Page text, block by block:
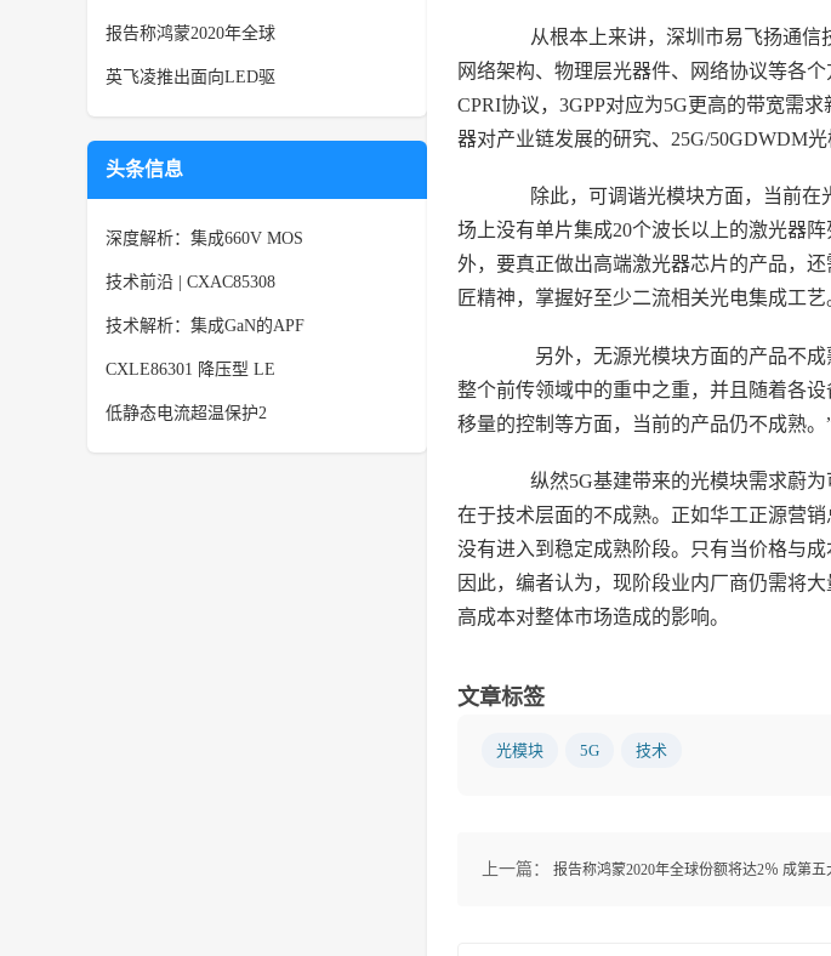
报告称鸿蒙2020年全球
英飞凌推出面向LED驱
头条信息
深度解析：集成660V MOS
技术前沿 | CXAC85308
技术解析：集成GaN的APF
CXLE86301 降压型 LE
低静态电流超温保护2
从根本上来讲，深圳市易飞扬通信
网络架构、物理层光器件、网络协议等各
CPRI协议，3GPP对应为5G更高的带宽需
器对产业链发展的研究、25G/50GDWDM
除此，可调谐光模块方面，当前在
场上没有单片集成20个波长以上的激光器
外，要真正做出高端激光器芯片的产品，
匠精神，掌握好至少二流相关光电集成工艺
另外，无源光模块方面的产品不成
整个前传领域中的重中之重，并且随着各
移量的控制等方面，当前的产品仍不成熟。
纵然5G基建带来的光模块需求蔚为
在于技术层面的不成熟。正如华工正源营
没有进入到稳定成熟阶段。只有当价格与
因此，编者认为，现阶段业内厂商仍需将
高成本对整体市场造成的影响。
文章标签
光模块 5G 技术
上一篇： 报告称鸿蒙2020年全球份额将达2％ 成第